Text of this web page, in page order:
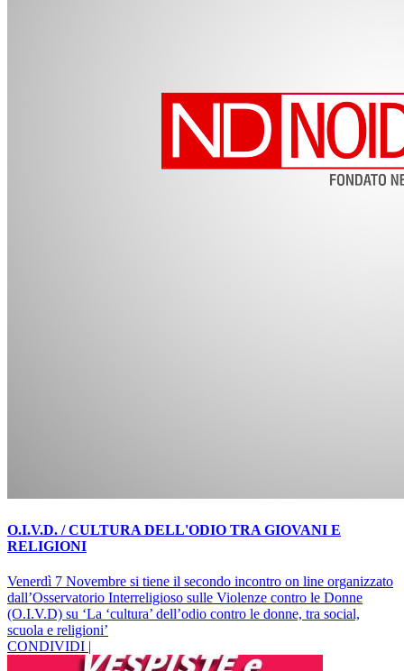
O.I.V.D. / CULTURA DELL'ODIO TRA GIOVANI E
RELIGIONI
Venerdì 7 Novembre si tiene il secondo incontro on line organizzato
dall’Osservatorio Interreligioso sulle Violenze contro le Donne
(O.I.V.D) su ‘La ‘cultura’ dell’odio contro le donne, tra social,
scuola e religioni’
CONDIVIDI |